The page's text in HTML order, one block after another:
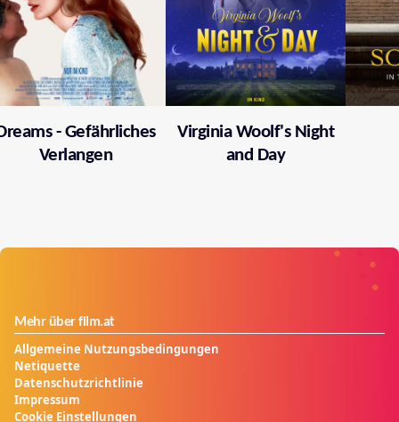
- Gefährliches
Verlangen
Virginia Woolf's Night
and Day
Mehr über film.at
Allgemeine Nutzungsbedingungen
Netiquette
Datenschutzrichtlinie
Impressum
Cookie Einstellungen